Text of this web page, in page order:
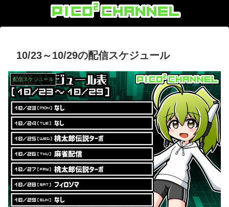
10/23～10/29の配信スケジュール
配信スケジュール